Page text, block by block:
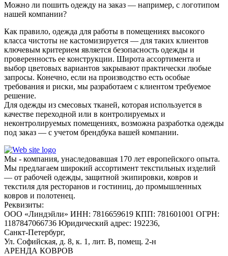
Можно ли пошить одежду на заказ — например, с логотипом
нашей компании?
Как правило, одежда для работы в помещениях высокого
класса чистоты не кастомизируется — для таких клиентов
ключевым критерием является безопасность одежды и
проверенность ее конструкции. Широта ассортимента и
выбор цветовых вариантов закрывают практически любые
запросы. Конечно, если на производство есть особые
требования и риски, мы разработаем с клиентом требуемое
решение.
Для одежды из смесовых тканей, которая используется в
качестве переходной или в контролируемых и
неконтролируемых помещениях, возможна разработка одежды
под заказ — с учетом брендбука вашей компании.
Мы - компания, унаследовавшая 170 лет европейского опыта.
Мы предлагаем широкий ассортимент текстильных изделий
— от рабочей одежды, защитной экипировки, ковров и
текстиля для ресторанов и гостиниц, до промышленных
ковров и полотенец.
Реквизиты:
ООО «Линдэйли» ИНН: 7816659619 КПП: 781601001 ОГРН:
1187847066736 Юридический адрес: 192236,
Санкт-Петербург,
Ул. Софийская, д. 8, к. 1, лит. В, помещ. 2-н
АРЕНДА КОВРОВ